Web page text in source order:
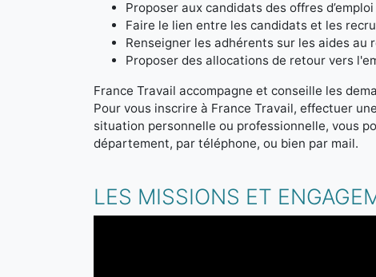
Proposer aux candidats des offres
Faire le lien entre les candidats et les
Renseigner les adhérents sur les aides au
Proposer des allocations de retour vers
France Travail accompagne et conseille les
Pour vous inscrire à France Travail, effectuer
situation personnelle ou professionnelle, vous
département, par téléphone, ou bien par mail.
LES MISSIONS ET